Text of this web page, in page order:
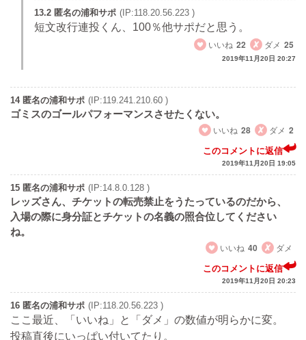
13.2 匿名の浦和サポ (IP:118.20.56.223 )
短文改行連投くん、100％他サポだと思う。
いいね 22 ダメ 25
2019年11月20日 20:27
14 匿名の浦和サポ (IP:119.241.210.60 )
ゴミスのゴールパフォーマンスさせたくない。
いいね 28 ダメ 2
このコメントに返信
2019年11月20日 19:05
15 匿名の浦和サポ (IP:14.8.0.128 )
レッズさん、チケットの転売禁止をうたっているのだから、
入場の際に身分証とチケットの名義の照合位してください
ね。
いいね 40 ダメ
このコメントに返信
2019年11月20日 20:23
16 匿名の浦和サポ (IP:118.20.56.223 )
ここ最近、「いいね」と「ダメ」の数値が明らかに変。
投稿直後にいっぱい付いてたり。